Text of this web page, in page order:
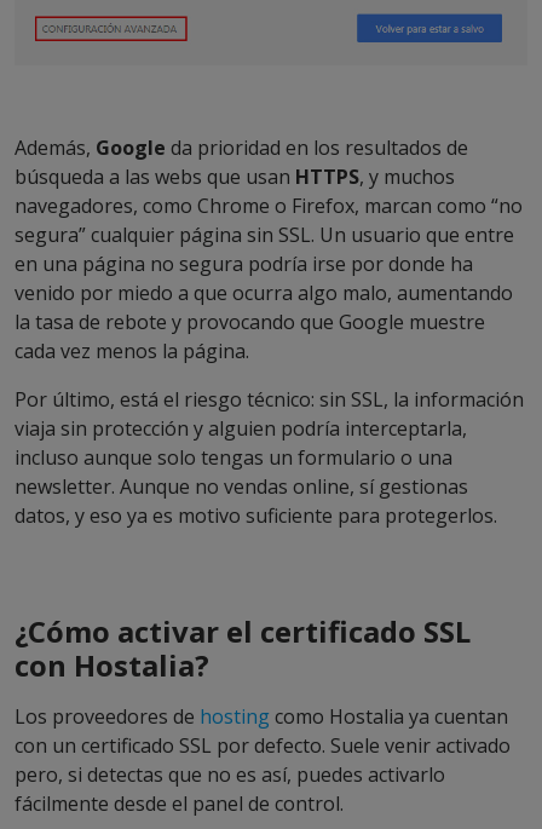
Además, Google da prioridad en los resultados de
búsqueda a las webs que usan HTTPS, y muchos
navegadores, como Chrome o Firefox, marcan como “no
segura” cualquier página sin SSL. Un usuario que entre
en una página no segura podría irse por donde ha
venido por miedo a que ocurra algo malo, aumentando
la tasa de rebote y provocando que Google muestre
cada vez menos la página.
Por último, está el riesgo técnico: sin SSL, la información
viaja sin protección y alguien podría interceptarla,
incluso aunque solo tengas un formulario o una
newsletter. Aunque no vendas online, sí gestionas
datos, y eso ya es motivo suficiente para protegerlos.
¿Cómo activar el certificado SSL
con Hostalia?
Los proveedores de hostingcomo Hostalia ya cuentan
con un certificado SSL por defecto. Suele venir activado
pero, si detectas que no es así, puedes activarlo
fácilmente desde el panel de control.